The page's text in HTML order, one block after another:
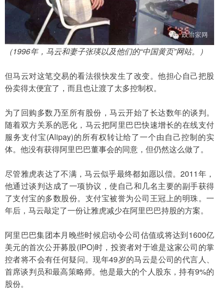
（1996年，马云和妻子张瑛以及他们的“中国黄页”网站。）
但马云对这笔交易的看法很快发生了改变。他担心自己把股
份卖得太便宜了，而且也让渡了太多控制权。
为了回购多数乃至所有股份，马云开始了长达数年的谈判。
随着双方关系的恶化，马云把阿里巴巴快速增长的在线支付
服务支付宝(Alipay)的所有权转让给了一个由自己控制的实
体。他没有获得阿里巴巴董事会的同意，但仍然这么做了。
尽管雅虎表达了不满，马云似乎最终都如愿以偿。2011年，
他通过谈判达成了一项协议，使自己和几名主要的副手获得
了支付宝的多数股份。支付宝被誉为公司王冠上的明珠。一
年后，马云敲定了一份让雅虎减少在阿里巴巴持股的方案。
阿里巴巴集团本月晚些时候启动令公司估值或将达到1600亿
美元的首次公开募股(IPO)时，投资者对于谁是这家公司的掌
控者将不会有任何疑问。现年49岁的马云是公司的代言人、
首席谈判员和最高策略师。他是最大的个人股东，持有9%的
股份。